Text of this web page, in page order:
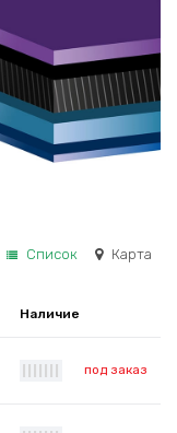
Список Карта
Наличие
под заказ